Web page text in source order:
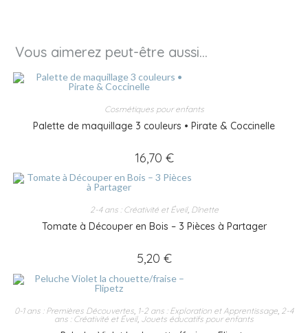
Vous aimerez peut-être aussi…
Cosmétiques pour enfants
Palette de maquillage 3 couleurs • Pirate & Coccinelle
16,70 €
2-4 ans : Créativité et Éveil, Dînette
Tomate à Découper en Bois – 3 Pièces à Partager
5,20 €
0-1 ans : Premières Découvertes 1-2 ans : Exploration et Apprentissage 2-4
ans : Créativité et Éveil, Jouets éducatifs pour enfants